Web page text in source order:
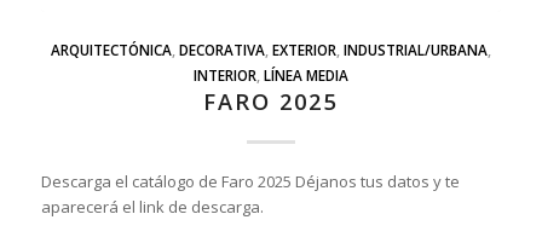
ARQUITECTÓNICA, DECORATIVA, EXTERIOR INDUSTRIAL/URBANA,
INTERIOR LÍNEA MEDIA
FARO 2025
Descarga el catálogo de Faro 2025 Déjanos tus datos y te
aparecerá el link de descarga.